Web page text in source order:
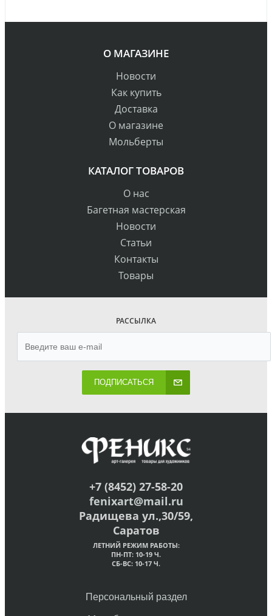
О МАГАЗИНЕ
Новости
Как купить
Доставка
О магазине
Мольберты
КАТАЛОГ ТОВАРОВ
О нас
Багетная мастерская
Новости
Статьи
Контакты
Товары
РАССЫЛКА
ПОДПИСАТЬСЯ
+7 (8452) 27-58-20
fenixart@mail.ru
Радищева ул.,30/59,
Саратов
ЛЕТНИЙ РЕЖИМ РАБОТЫ:
ПН-ПТ: 10-19 Ч.
СБ-ВС: 10-17 Ч.
Персональный раздел